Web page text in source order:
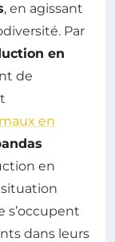
, en agissant
Par
en
de
en
en
s’occupent
dans leurs